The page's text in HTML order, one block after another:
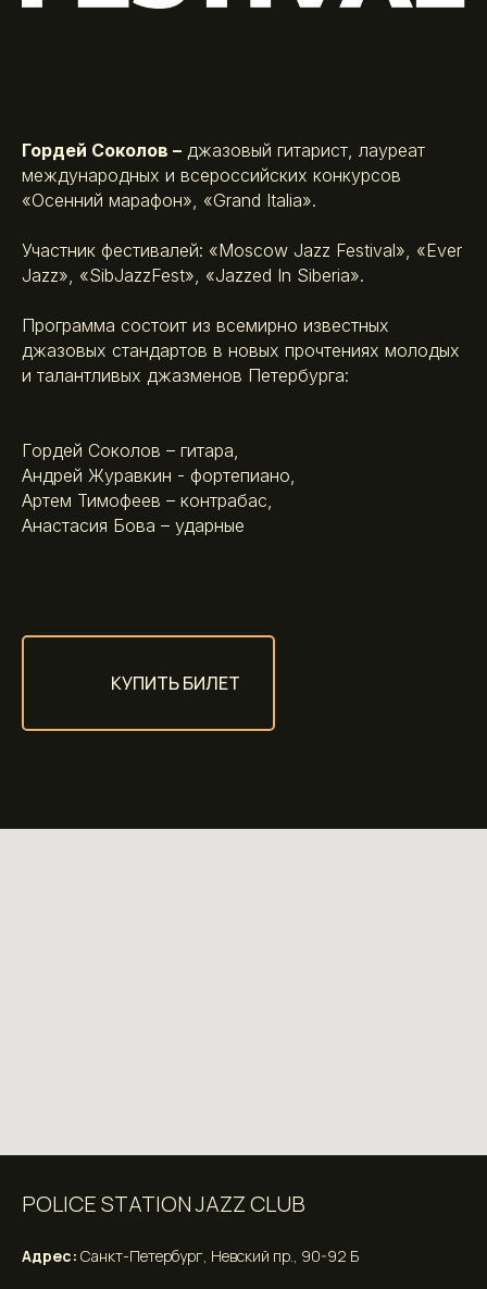
Гордей Соколов – джазовый гитарист, лауреат
международных и всероссийских конкурсов
«Осенний марафон», «Grand Italia».
Участник фестивалей: «Moscow Jazz Festival», «Ever
Jazz», «SibJazzFest», «Jazzed In Siberia».
Программа состоит из всемирно известных
джазовых стандартов в новых прочтениях молодых
и талантливых джазменов Петербурга:
Гордей Соколов – гитара,
Андрей Журавкин - фортепиано,
Артем Тимофеев – контрабас,
Анастасия Бова – ударные
КУПИТЬ БИЛЕТ
POLICE STATION JAZZ CLUB
Адрес: Санкт-Петербург, Невский пр., 90-92 Б